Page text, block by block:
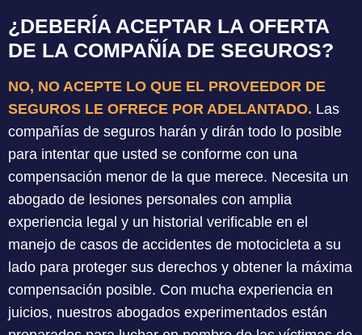
¿DEBERÍA ACEPTAR LA OFERTA
DE LA COMPAÑÍA DE SEGUROS?
NO, NO ACEPTE LO QUE EL PROVEEDOR DE
SEGUROS LE OFRECE POR ADELANTADO. Las
compañías de seguros harán y dirán todo lo posible
para intentar que usted se conforme con una
compensación menor de la que merece. Necesita un
abogado de lesiones personales con amplia
experiencia legal y un historial verificable en el
manejo de casos de accidentes de motocicleta a su
lado para proteger sus derechos y obtener la máxima
compensación posible. Con mucha experiencia en
juicios, nuestros abogados experimentados están